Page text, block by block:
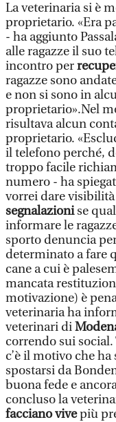
La veterinaria si è
proprietario. «Era
- ha aggiunto
alle ragazze il suo
incontro per
ragazze sono
e non si sono in
proprietario».Nel
risultava alcun
proprietario.
il telefono perché,
troppo facile
numero - ha
vorrei dare
segnalazionise
informare le
sporto denuncia
determinato a fare
cane a cui è
mancata
motivazione) è
veterinaria ha
veterinari di
correndo sui
c’è il motivo che
spostarsi da
buona fede e
concluso la
facciano vivepiù